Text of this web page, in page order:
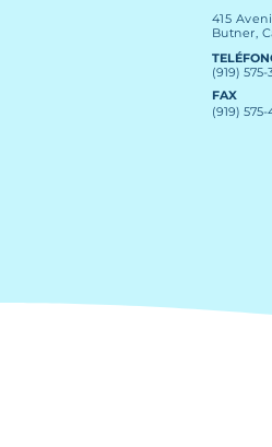
415
Butner,
(919) 575-
FAX
(919) 575-